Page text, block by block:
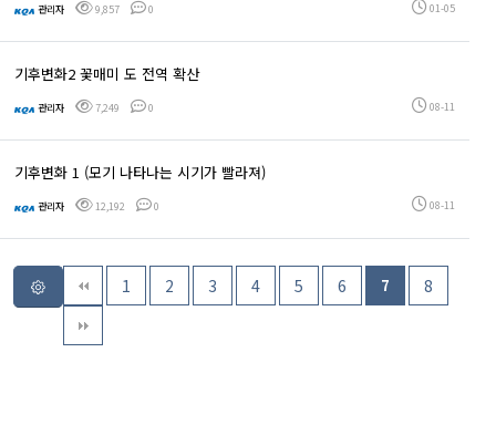
관리자 9,857 0 01-05
기후변화2 꽃매미 도 전역 확산
관리자 7,249 0 08-11
기후변화 1 (모기 나타나는 시기가 빨라져)
관리자 12,192 0 08-11
1 2 3 4 5 6 7 8